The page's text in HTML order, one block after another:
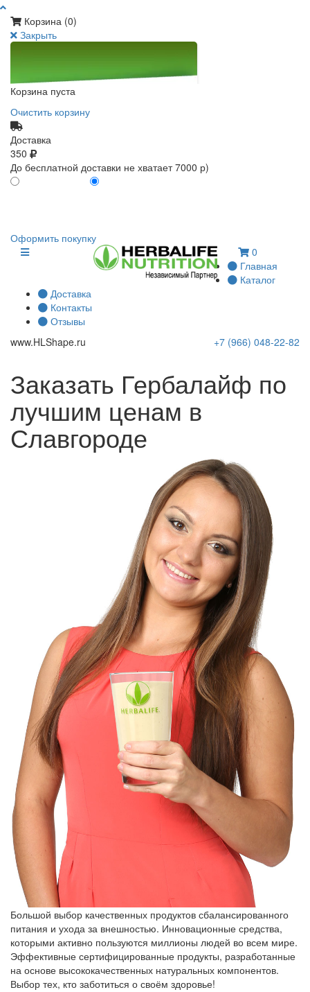
Корзина (0)
Закрыть
Корзина пуста
Очистить корзину
Доставка
350
До бесплатной доставки не хватает 7000 р)
Оформить покупку
0
Главная
Каталог
Доставка
Контакты
Отзывы
www.HLShape.ru +7 (966) 048-22-82
Заказать Гербалайф по
лучшим ценам в
Славгороде
Большой выбор качественных продуктов сбалансированного
питания и ухода за внешностью. Инновационные средства,
которыми активно пользуются миллионы людей во всем мире.
Эффективные сертифицированные продукты, разработанные
на основе высококачественных натуральных компонентов.
Выбор тех, кто заботиться о своём здоровье!